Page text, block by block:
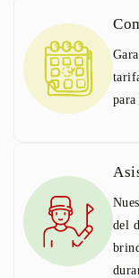
para
del